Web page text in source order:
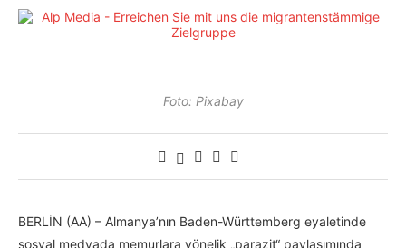
Foto: Pixabay
BERLİN (AA) – Almanya’nın Baden-Württemberg eyaletinde
sosyal medyada memurlara yönelik „parazit“ paylaşımında